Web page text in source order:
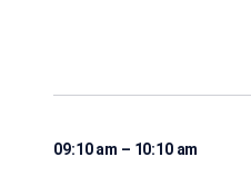
09:10 am – 10:10 am